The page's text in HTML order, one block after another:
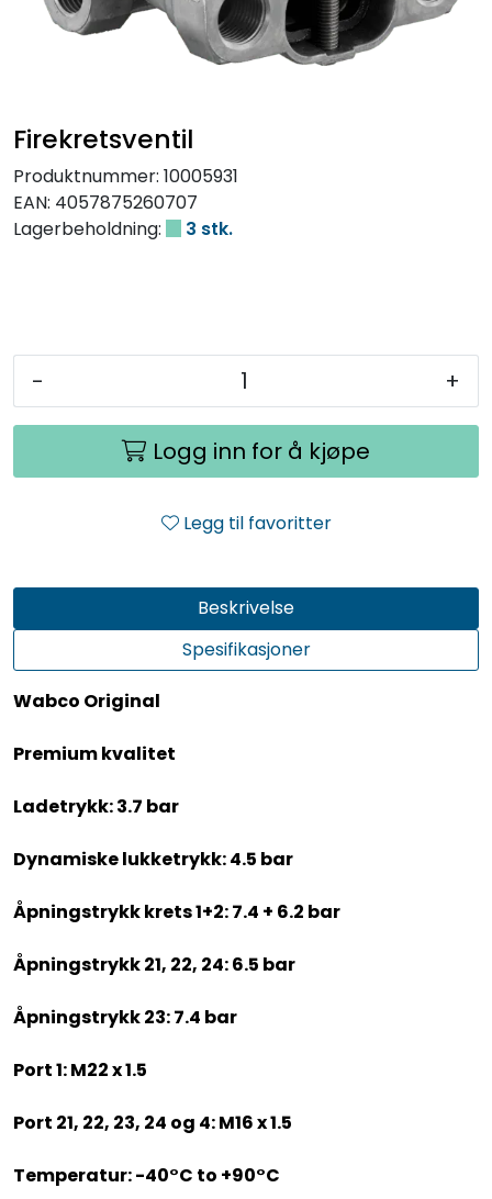
Firekretsventil
Produktnummer: 10005931
EAN: 4057875260707
Lagerbeholdning:
3 stk.
- +
Logg inn for å kjøpe
Legg til favoritter
Beskrivelse
Spesifikasjoner
Wabco Original
Premium kvalitet
Ladetrykk: 3.7 bar
Dynamiske lukketrykk: 4.5 bar
Åpningstrykk krets 1+2: 7.4 + 6.2 bar
Åpningstrykk 21, 22, 24: 6.5 bar
Åpningstrykk 23: 7.4 bar
Port 1: M22 x 1.5
Port 21, 22, 23, 24 og 4: M16 x 1.5
Temperatur: -40°C to +90°C